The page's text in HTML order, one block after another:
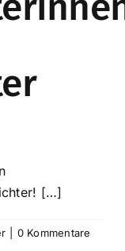
[…]
0 Kommentare